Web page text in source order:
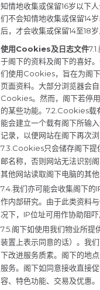
知情地收集或保留16岁以下
们不会知情地收集或保留14
后，才会收集或保留14至18岁
使用Cookies及日志文件
于阁下的资料及阁下的喜好
们使用Cookies，旨在为阁
页面资料。大部分浏览器会
Cookies。然而，阁下若停
的某些功能。7.2.Cookies载
能会建立一个载有阁下所输
记录，以便网站在阁下再次
7.3.Cookies只会储存阁下提
邮名称，否则网站无法识别
其他网站读取阁下电脑的其
7.4.我们亦可能会收集阁下
作内部研究。由于此类资料
况下，IP位址可用作协助阻
7.5.阁下如使用我们物业所
装置上表示同意的话）。我
下改进服务质素。阁下的地
服务。阁下如同意接收直接
容、特色功能、交易及优惠。